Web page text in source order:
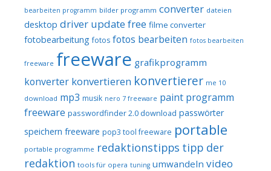
bearbeiten programm bilder programm converter dateien
desktop driver update free filme converter
fotobearbeitung fotos fotos bearbeiten fotos bearbeiten
freeware freeware grafikprogramm
konverter konvertieren konvertierer me 10
download mp3 musik nero 7 freeware paint programm
freeware passwordfinder 2.0 download passwörter
speichern freeware pop3 tool freeware portable
portable programme redaktionstipps tipp der
redaktion tools für opera tuning umwandeln video